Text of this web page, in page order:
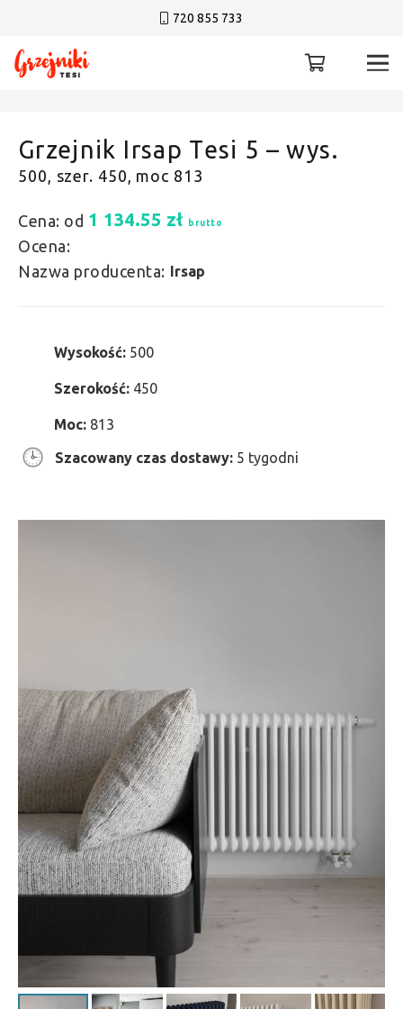
720 855 733
Grzejnik Irsap Tesi 5 – wys.
500, szer. 450, moc 813
Cena: od 1 134.55 zł brutto
Ocena:
Nazwa producenta: Irsap
Wysokość: 500
Szerokość: 450
Moc: 813
Szacowany czas dostawy: 5 tygodni